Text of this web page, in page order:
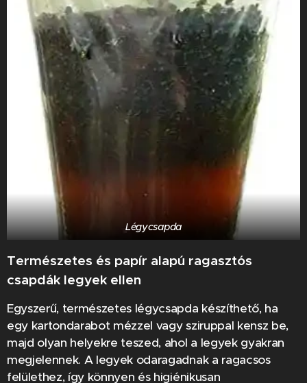
Légycsapda
Természetes és papír alapú ragasztós
csapdák legyek ellen
Egyszerű, természetes légycsapda készíthető, ha
egy kartondarabot mézzel vagy sziruppal kensz be,
majd olyan helyekre teszed, ahol a legyek gyakran
megjelennek. A legyek odaragadnak a ragacsos
felülethez, így könnyen és higiénikusan